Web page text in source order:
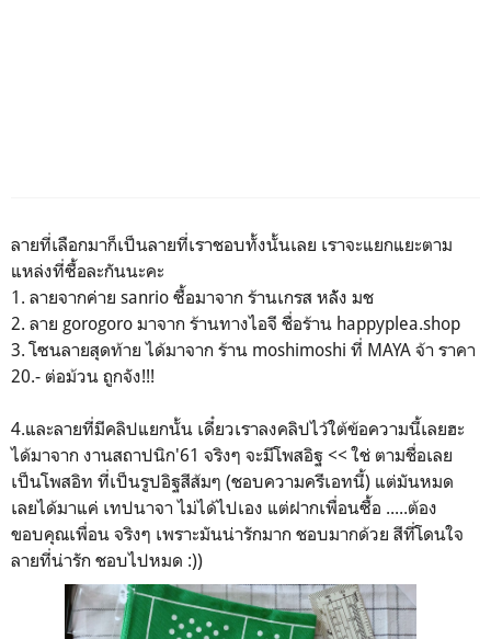
ลายที่เลือกมาก็เป็นลายที่เราชอบทั้งนั้นเลย เราจะแยกแยะตาม
แหล่งที่ซื้อละกันนะคะ
1. ลายจากค่าย sanrio ซื้อมาจาก ร้านเกรส หลััง มช
2. ลาย gorogoro มาจาก ร้านทางไอจี ชื่อร้าน happyplea.shop
3. โซนลายสุดท้าย ได้มาจาก ร้าน moshimoshi ที่ MAYA จ้า ราคา
20.- ต่อม้วน ถูกจัง!!!
4.และลายที่มีคลิปแยกนั้น เดี๋ยวเราลงคลิปไว้ใต้ข้อความนี้เลยฮะ
ได้มาจาก งานสถาปนิก'61 จริงๆ จะมีโพสอิฐ << ใช่ ตามชื่อเลย
เป็นโพสอิท ที่เป็นรูปอิฐสีส้มๆ (ชอบความครีเอทนี้) แต่มันหมด
เลยได้มาแค่ เทปนาจา ไม่ได้ไปเอง แต่ฝากเพื่อนซื้อ .....ต้อง
ขอบคุณเพื่อน จริงๆ เพราะมันน่ารักมาก ชอบมากด้วย สีที่โดนใจ
ลายที่น่ารัก ชอบไปหมด :))